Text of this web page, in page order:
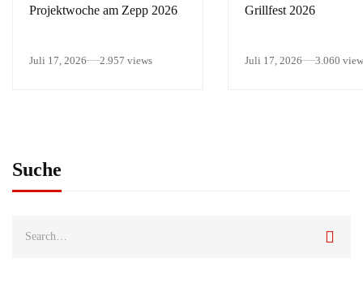
Projektwoche am Zepp 2026
Juli 17, 2026 2.957 views
Grillfest 2026
Juli 17, 2026 3.060
Suche